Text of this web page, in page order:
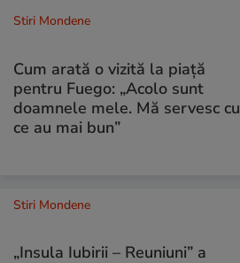
Stiri Mondene
Cum arată o vizită la piață
pentru Fuego: „Acolo sunt
doamnele mele. Mă servesc cu
ce au mai bun”
Stiri Mondene
„Insula Iubirii – Reuniuni” a